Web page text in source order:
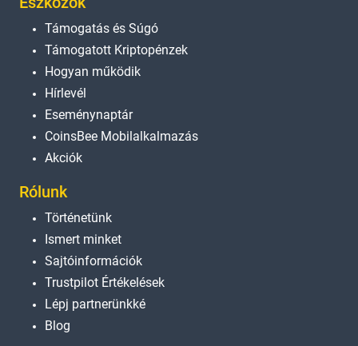
Támogatás és Súgó
Támogatott Kriptopénzek
Hogyan működik
Hírlevél
Eseménynaptár
CoinsBee Mobilalkalmazás
Akciók
Rólunk
Történetünk
Ismert minket
Sajtóinformációk
Trustpilot Értékelések
Lépj partnerünkké
Blog